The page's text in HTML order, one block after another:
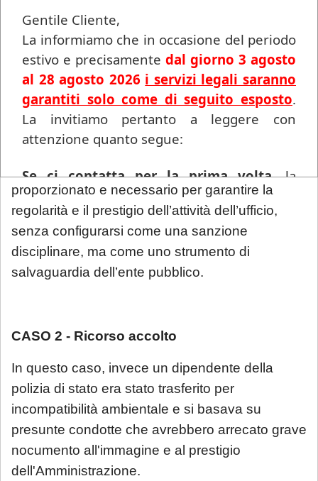
legittima, considerando anche episodi passati
che confermavano la continuità dei problemi. Le
contestazioni del ricorrente, inclusa la
sproporzione della misura rispetto alle sue
esigenze familiari, sono state respinte, in quanto
l’amministrazione non è tenuta a una
comparazione puntuale con interessi personali.
Infine, il trasferimento è stato giudicato
proporzionato e necessario per garantire la
regolarità e il prestigio dell’attività dell’ufficio,
senza configurarsi come una sanzione
disciplinare, ma come uno strumento di
salvaguardia dell’ente pubblico.
CASO 2 - Ricorso accolto
In questo caso, invece un dipendente della
polizia di stato era stato trasferito per
incompatibilità ambientale e si basava su
presunte condotte che avrebbero arrecato grave
nocumento all'immagine e al prestigio
dell'Amministrazione.
Gentile Cliente,
La informiamo che in occasione del periodo
estivo e precisamente dal giorno 3 agosto
al 28 agosto 2026 i servizi legali saranno
garantiti solo come di seguito esposto.
La invitiamo pertanto a leggere con
attenzione quanto segue:
Se ci contatta per la prima volta, la
informiamo che ogni richiesta di
consulenza pervenuta in questo periodo
sarà gestita in videoconferenza a fronte di
un compenso di€ 180,00, in ragione del
periodo di chiusura dello Studio.
sarà calendarizzato in base alla disponibilità
della questione posta. Se interessato, si
invita a mandare una mail con richiesta di
prenotazione.
Sarà comunque garantita assistenza
urgente esclusivamente per le seguenti